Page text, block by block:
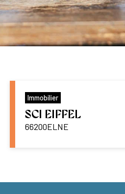
Immobilier
SCI EIFFEL
66200ELNE